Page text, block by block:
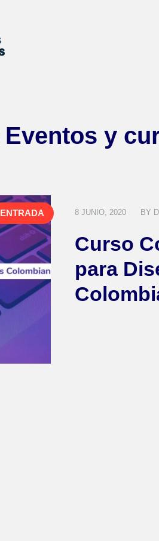
Eventos y
ENTRADA 8 JUNIO, 2020 BY
Curso
para